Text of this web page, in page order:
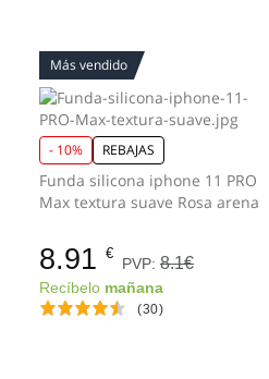
Más vendido
- 10% REBAJAS
Funda silicona iphone 11 PRO
Max textura suave Rosa arena
8.91 €
PVP:8.1€
Recíbelo mañana
(30)